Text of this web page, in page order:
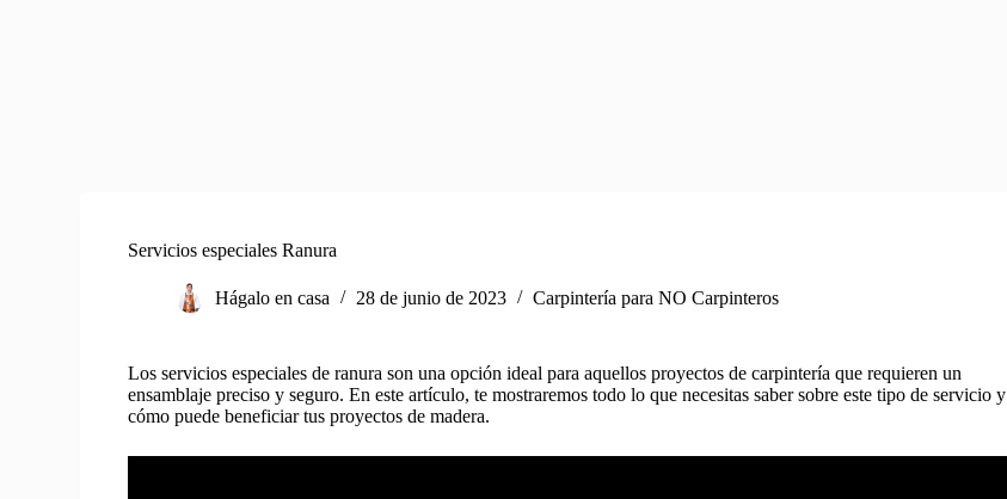
Servicios especiales Ranura
Hágalo en casa 28 de junio de 2023 Carpintería para NO Carpinteros
Los servicios especiales de ranura son una opción ideal para aquellos proyectos de carpintería que requieren un
ensamblaje preciso y seguro. En este artículo, te mostraremos todo lo que necesitas saber sobre este tipo de servicio y
cómo puede beneficiar tus proyectos de madera.